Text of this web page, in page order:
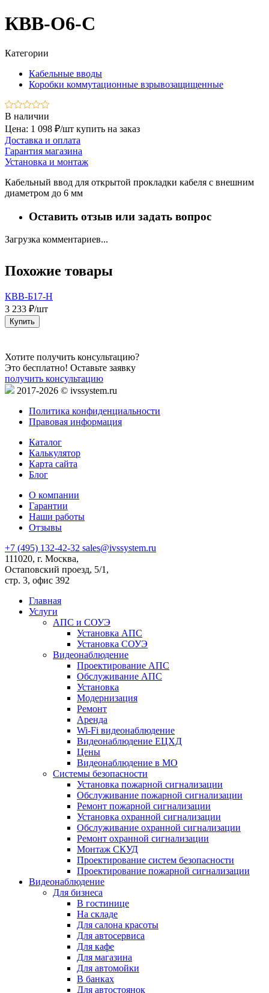
КВВ-О6-С
Категории
Кабельные вводы
Коробки коммутационные взрывозащищенные
В наличии
Цена: 1 098 ₽/шт купить на заказ
Доставка и оплата
Гарантия магазина
Установка и монтаж
Кабельный ввод для открытой прокладки кабеля с внешним
диаметром до 6 мм
Оставить отзыв или задать вопрос
Загрузка комментариев...
Похожие товары
КВВ-Б17-Н
3 233 ₽/шт
Купить
Хотите получить консультацию?
Это бесплатно! Оставьте заявку
получить консультацию
2017-2026 © ivssystem.ru
Политика конфиденциальности
Правовая информация
Каталог
Калькулятор
Карта сайта
Блог
О компании
Гарантии
Наши работы
Отзывы
+7 (495) 132-42-32 sales@ivssystem.ru
111020, г. Москва,
Остаповский проезд, 5/1,
стр. 3, офис 392
Главная
Услуги
АПС и СОУЭ
Установка АПС
Установка СОУЭ
Видеонаблюдение
Проектирование АПС
Обслуживание АПС
Установка
Модернизация
Ремонт
Аренда
Wi-Fi видеонаблюдение
Видеонаблюдение ЕЦХД
Цены
Видеонаблюдение в МО
Системы безопасности
Установка пожарной сигнализации
Обслуживание пожарной сигнализации
Ремонт пожарной сигнализации
Установка охранной сигнализации
Обслуживание охранной сигнализации
Ремонт охранной сигнализации
Монтаж СКУД
Проектирование систем безопасности
Проектирование пожарной сигнализации
Видеонаблюдение
Для бизнеса
В гостинице
На складе
Для салона красоты
Для автосервиса
Для кафе
Для магазина
Для автомойки
В банках
Для автостоянок